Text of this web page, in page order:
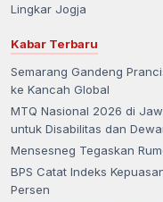
Lingkar Jogja
Kabar Terbaru
Semarang Gandeng
ke Kancah Global
MTQ Nasional 2026 di
untuk Disabilitas dan
Mensesneg Tegaskan
BPS Catat Indeks
Persen